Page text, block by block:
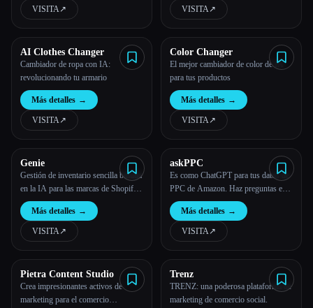
VISITA↗︎ VISITA↗︎
AI Clothes Changer
Cambiador de ropa con IA:
revolucionando tu armario
Más detalles →
VISITA↗︎
Color Changer
El mejor cambiador de color de IA
para tus productos
Más detalles →
VISITA↗︎
Genie
Gestión de inventario sencilla basada
en la IA para las marcas de Shopify
en crecimiento
Más detalles →
VISITA↗︎
askPPC
Es como ChatGPT para tus datos de
PPC de Amazon. Haz preguntas en
un inglés sencillo, obtén respuestas
rápidamente.
Más detalles →
VISITA↗︎
Pietra Content Studio
Crea impresionantes activos de
marketing para el comercio
Trenz
TRENZ: una poderosa plataforma de
marketing de comercio social.